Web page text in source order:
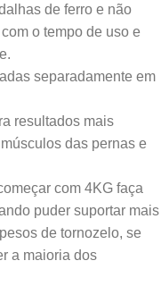
de ferro e não
o tempo de uso e
separadamente em
resultados mais
das pernas e
com 4KG faça
puder suportar mais
de tornozelo, se
a maioria dos